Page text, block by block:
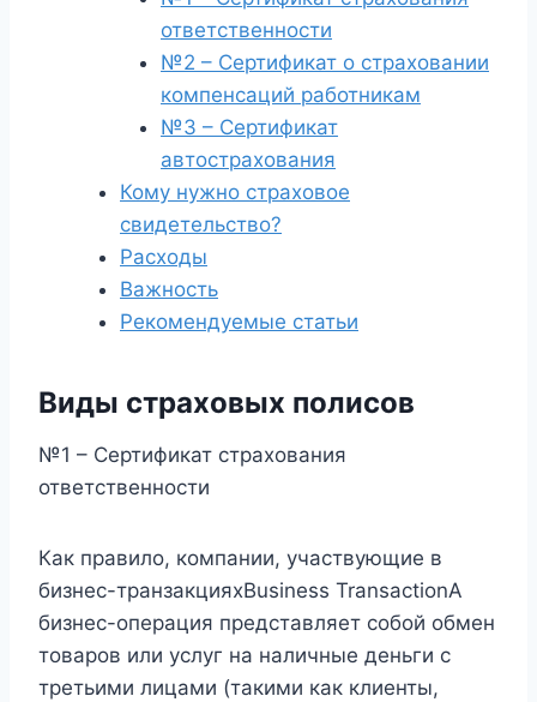
ответственности
№2 – Сертификат о страховании
компенсаций работникам
№3 – Сертификат
автострахования
Кому нужно страховое
свидетельство?
Расходы
Важность
Рекомендуемые статьи
Виды страховых полисов
№1 – Сертификат страхования
ответственности
Как правило, компании, участвующие в
бизнес-транзакцияхBusiness TransactionA
бизнес-операция представляет собой обмен
товаров или услуг на наличные деньги с
третьими лицами (такими как клиенты,